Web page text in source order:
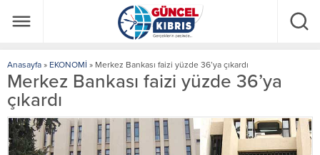
Anasayfa » EKONOMİ » Merkez Bankası faizi yüzde 36’ya çıkardı
Merkez Bankası faizi yüzde 36’ya
çıkardı